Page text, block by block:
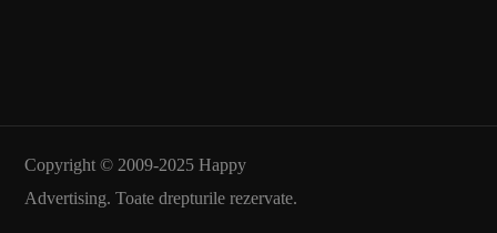
Copyright © 2009-2025 Happy
Advertising. Toate drepturile rezervate.